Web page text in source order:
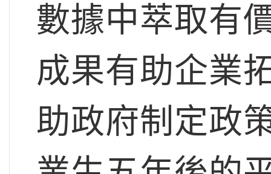
數據中萃取有
成果有助企業
助政府制定政